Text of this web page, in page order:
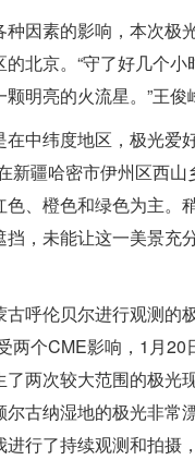
种因素的影响，本次极
北京。“守了好几个小
明亮的火流星。”王俊
在中纬度地区，极光爱
新疆哈密市伊州区西
色、橙色和绿色为主。
挡，未能让这一美景充
古呼伦贝尔进行观测的
两个CME影响，1月20
了两次较大范围的极光
尔古纳湿地的极光非常
进行了持续观测和拍摄